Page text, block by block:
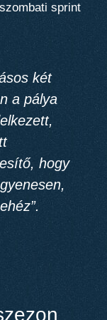
sprint
két
a pálya
hogy